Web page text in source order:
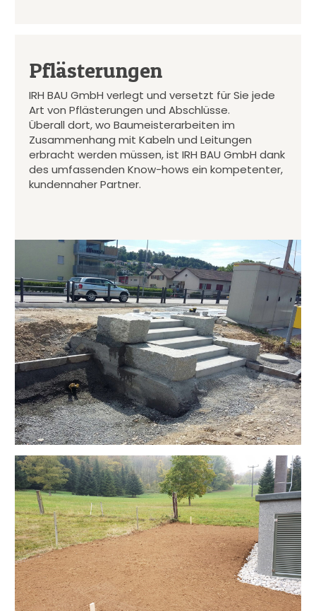
Pflästerungen
IRH BAU GmbH verlegt und versetzt für Sie jede
Art von Pflästerungen und Abschlüsse.
Überall dort, wo Baumeisterarbeiten im
Zusammenhang mit Kabeln und Leitungen
erbracht werden müssen, ist IRH BAU GmbH dank
des umfassenden Know-hows ein kompetenter,
kundennaher Partner.